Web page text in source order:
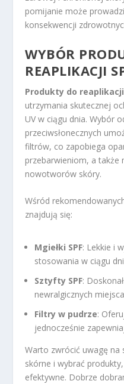
pomijanie może
konsekwencji
WYBÓR
REAPLIKACJI
Produkty do reaplikacji
utrzymania skutecznej
UV w ciągu dnia. Wybór
przeciwsłonecznych
filtrów, co zapobiega
przebarwieniom, a także
nowotworów skóry.
Wśród
znajdują się:
Mgiełki SPF: Lekkie i
stosowania w ciągu
Sztyfty SPF:
newralgicznych
Filtry w pudrze:
jednocześnie
Warto zwrócić uwagę na
skórne i wybrać
efektywne. Dobrze